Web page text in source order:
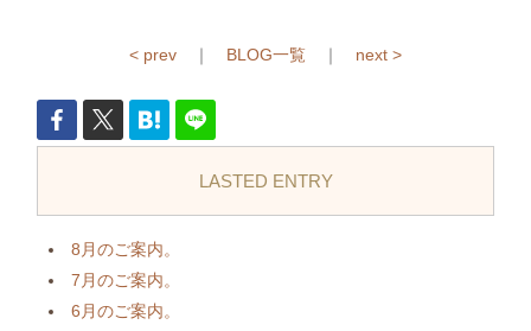
< prev ｜ BLOG一覧 ｜ next >
LASTED ENTRY
8月のご案内。
7月のご案内。
6月のご案内。